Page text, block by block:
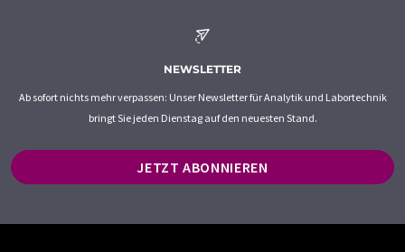
NEWSLETTER
Ab sofort nichts mehr verpassen: Unser Newsletter für Analytik und Labortechnik
bringt Sie jeden Dienstag auf den neuesten Stand.
JETZT ABONNIEREN